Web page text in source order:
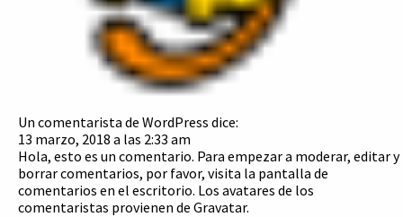
Un comentarista de WordPress dice:
13 marzo, 2018 a las 2:33 am
Hola, esto es un comentario. Para empezar a moderar, editar y
borrar comentarios, por favor, visita la pantalla de
comentarios en el escritorio. Los avatares de los
comentaristas provienen de Gravatar.